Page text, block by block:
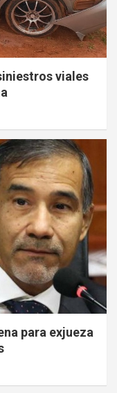
viales
para exjueza